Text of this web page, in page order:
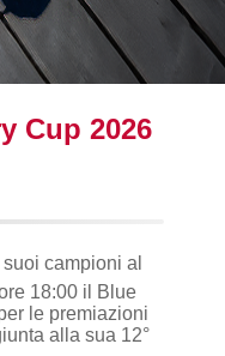
Cup 2026
campioni al
18:00 il Blue
le premiazioni
alla sua 12°